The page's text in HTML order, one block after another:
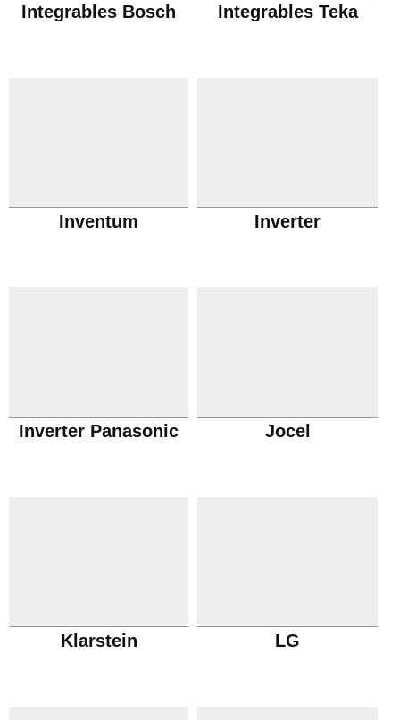
Integrables Bosch Integrables Teka
Inventum Inverter
Inverter Panasonic Jocel
Klarstein LG